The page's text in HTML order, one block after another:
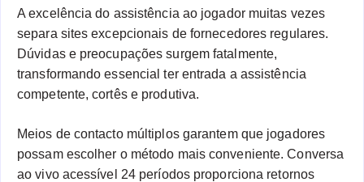
A excelência do assistência ao jogador muitas vezes
separa sites excepcionais de fornecedores regulares.
Dúvidas e preocupações surgem fatalmente,
transformando essencial ter entrada a assistência
competente, cortês e produtiva.
Meios de contacto múltiplos garantem que jogadores
possam escolher o método mais conveniente. Conversa
ao vivo acessível 24 períodos proporciona retornos